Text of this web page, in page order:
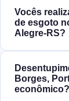
Vocês
de esgoto
Alegre‑RS?
Borges,
econômico?